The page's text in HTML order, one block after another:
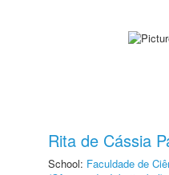
Rita de Cássia
School: Faculdade de